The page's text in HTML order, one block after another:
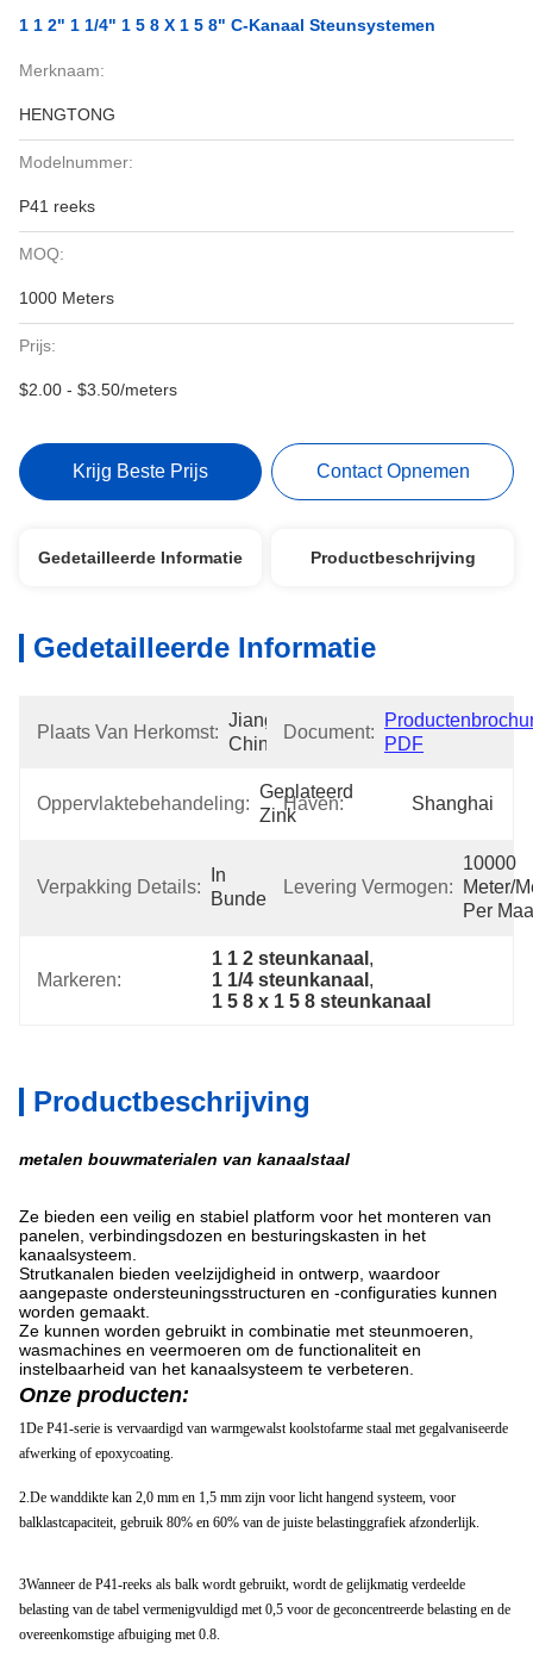
1 1 2" 1 1/4" 1 5 8 X 1 5 8" C-Kanaal Steunsystemen
Merknaam:
HENGTONG
Modelnummer:
P41 reeks
MOQ:
1000 Meters
Prijs:
$2.00 - $3.50/meters
Krijg Beste Prijs Contact Opnemen
Gedetailleerde Informatie Productbeschrijving
Gedetailleerde Informatie
Plaats Van Herkomst:
Jiangsu,
China
Document:
PDF
Oppervlaktebehandeling:
Geplateerd
Zink
Haven: Shanghai
Verpakking Details:
In
Bundels
Levering Vermogen:
10000
Meter/
Per
Markeren:
1 1 2 steunkanaal ,
1 1/4 steunkanaal ,
1 5 8 x 1 5 8 steunkanaal
Productbeschrijving
metalen bouwmaterialen van kanaalstaal
Ze bieden een veilig en stabiel platform voor het monteren van
panelen, verbindingsdozen en besturingskasten in het
kanaalsysteem.
Strutkanalen bieden veelzijdigheid in ontwerp, waardoor
aangepaste ondersteuningsstructuren en -configuraties kunnen
worden gemaakt.
Ze kunnen worden gebruikt in combinatie met steunmoeren,
wasmachines en veermoeren om de functionaliteit en
instelbaarheid van het kanaalsysteem te verbeteren.
Onze producten:
1De P41-serie is vervaardigd van warmgewalst koolstofarme staal met gegalvaniseerde
afwerking of epoxycoating.
2.De wanddikte kan 2,0 mm en 1,5 mm zijn voor licht hangend systeem, voor
balklastcapaciteit, gebruik 80% en 60% van de juiste belastinggrafiek afzonderlijk.
3Wanneer de P41-reeks als balk wordt gebruikt, wordt de gelijkmatig verdeelde
belasting van de tabel vermenigvuldigd met 0,5 voor de geconcentreerde belasting en de
overeenkomstige afbuiging met 0.8.